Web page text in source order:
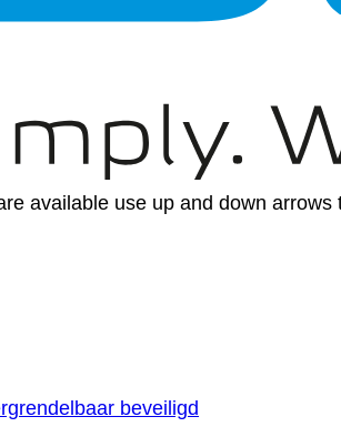
available use up and down
beveiligd